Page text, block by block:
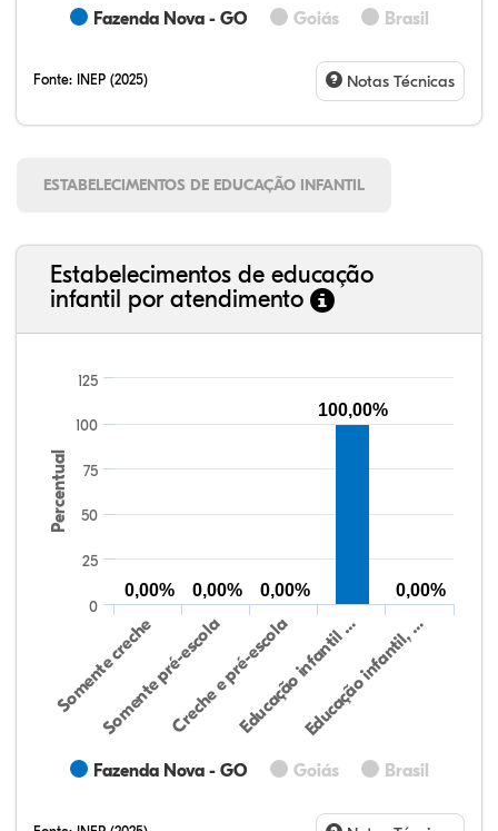
Fazenda Nova - GO Goiás Brasil
Fonte: INEP (2025) Notas Técnicas
ESTABELECIMENTOS DE EDUCAÇÃO INFANTIL
Estabelecimentos de educação
infantil por atendimento
Percentual
Fazenda Nova - GO Goiás Brasil
Somente creche
Somente pré-escolaCreche e pré-escolaEducação infantil …
Educação infantil, …
0
25
50
75
100
125
0,00% 0,00% 0,00%
100,00%
0,00%